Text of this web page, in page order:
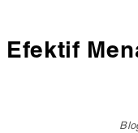
Efektif